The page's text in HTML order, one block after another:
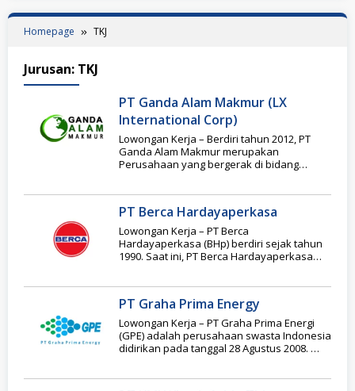
Homepage TKJ
Jurusan: TKJ
PT Ganda Alam Makmur (LX
International Corp)
Lowongan Kerja – Berdiri tahun 2012, PT
Ganda Alam Makmur merupakan
Perusahaan yang bergerak di bidang
PT Berca Hardayaperkasa
Lowongan Kerja – PT Berca
Hardayaperkasa (BHp) berdiri sejak tahun
1990. Saat ini, PT Berca Hardayaperkasa
PT Graha Prima Energy
Lowongan Kerja – PT Graha Prima Energi
(GPE) adalah perusahaan swasta Indonesia
didirikan pada tanggal 28 Agustus 2008.